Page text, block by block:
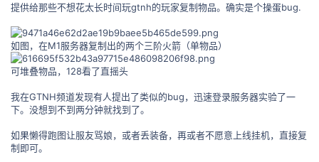
提供给那些不想花太长时间玩gtnh的玩家复制物品。确实是个操蛋bug.
如图，在M1服务器复制出的两个三阶火箭（单物品）
可堆叠物品，128看了直摇头
我在GTNH频道发现有人提出了类似的bug，迅速登录服务器实验了一
下。没想到不到两分钟就找到了。
如果懒得跑图让服友骂娘，或者丢装备，再或者不愿意上线挂机，直接复
制即可。